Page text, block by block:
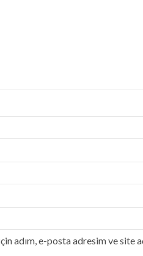
adım, e-posta adresim ve site